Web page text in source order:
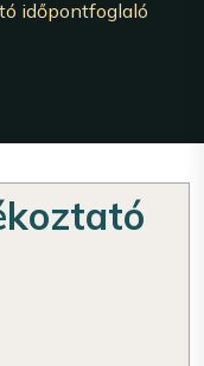
időpontfoglaló